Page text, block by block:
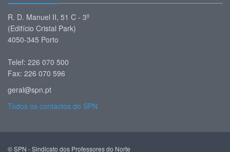
R. D. Manuel II, 51 C - 3º
(Edifício Cristal Park)
4050-345 Porto
Telef: 226 070 500
Fax: 226 070 596
geral@spn.pt
Todos os contactos do SPN
© SPN - Sindicato dos Professores do Norte